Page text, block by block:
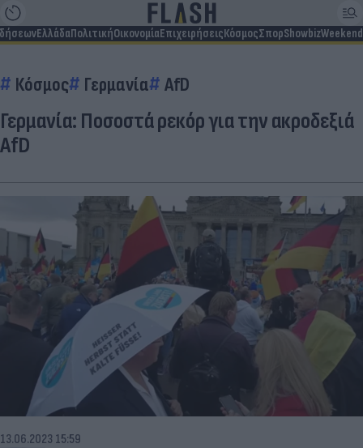
ΕλλάδαΠολιτικήΟικονομίαΕπιχειρήσειςΚόσμοςΣπορShowbizWeekend
Κόσμος Γερμανία AfD
Γερμανία: Ποσοστά ρεκόρ για την ακροδεξιά
AfD
13.06.2023 15:59